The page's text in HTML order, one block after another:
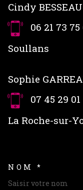
Cindy BESSEAU
06 21 73 75
Soullans
Sophie
07 45 29 01
La Roche-sur-
NOM *